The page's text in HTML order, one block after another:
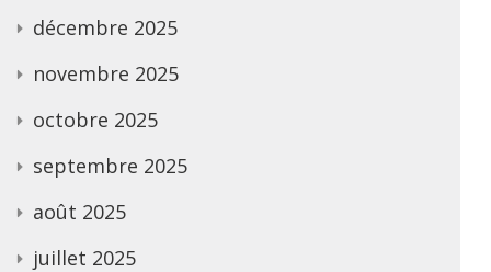
décembre 2025
novembre 2025
octobre 2025
septembre 2025
août 2025
juillet 2025